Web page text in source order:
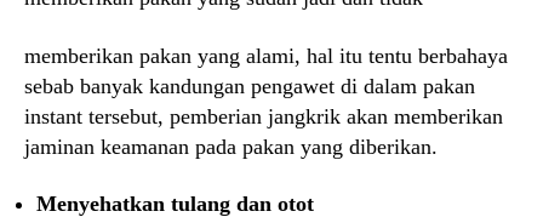
memberikan pakan yang alami, hal itu tentu berbahaya
sebab banyak kandungan pengawet di dalam pakan
instant tersebut, pemberian jangkrik akan memberikan
jaminan keamanan pada pakan yang diberikan.
Menyehatkan tulang dan otot